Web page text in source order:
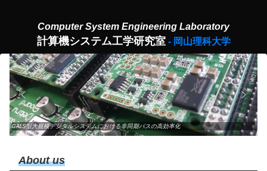
計算機システム工学研究室
GALS型大規模デジタルシステムにおける非同期バスの高効率化
About us